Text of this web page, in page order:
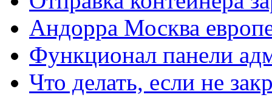
Андорра Москва
Функционал панели
Что делать, если не